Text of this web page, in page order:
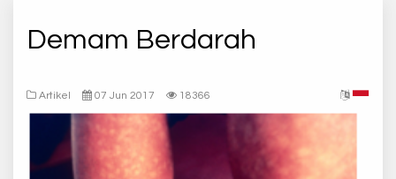
Demam Berdarah
Artikel 07 Jun 2017 18366